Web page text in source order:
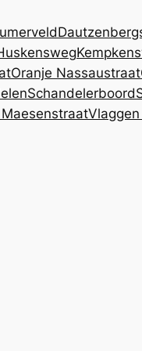
Oranje Nassaustraat
Schandelerboord